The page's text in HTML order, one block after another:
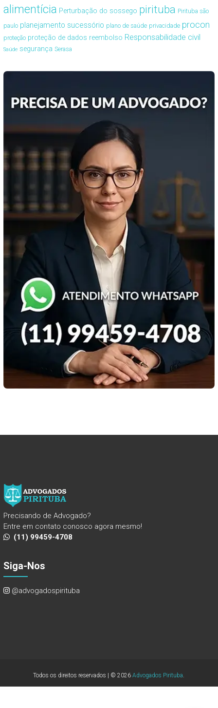
alimentícia Perturbação do sossego pirituba Pirituba são
paulo planejamento sucessório plano de saúde privacidade procon
proteção proteção de dados reembolso Responsabilidade civil
Saúde segurança Serasa
Precisando de Advogado?
Entre em contato conosco agora mesmo!
(11) 99459-4708
Siga-Nos
@advogadospirituba
Todos os direitos reservados | © 2026Advogados Pirituba.